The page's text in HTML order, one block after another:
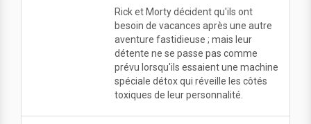
Rick et Morty décident qu'ils ont
besoin de vacances après une autre
aventure fastidieuse ; mais leur
détente ne se passe pas comme
prévu lorsqu'ils essaient une machine
spéciale détox qui réveille les côtés
toxiques de leur personnalité.